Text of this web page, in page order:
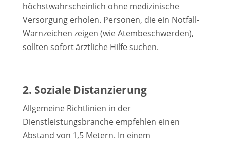
höchstwahrscheinlich ohne medizinische
Versorgung erholen. Personen, die ein Notfall-
Warnzeichen zeigen (wie Atembeschwerden),
sollten sofort ärztliche Hilfe suchen.
2. Soziale Distanzierung
Allgemeine Richtlinien in der
Dienstleistungsbranche empfehlen einen
Abstand von 1,5 Metern. In einem